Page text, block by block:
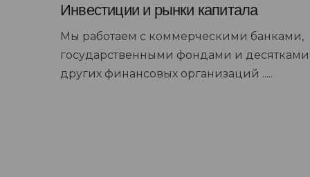
Инвестиции и рынки капитала
Мы работаем с коммерческими банками,
государственными фондами и десятками
других финансовых организаций .....